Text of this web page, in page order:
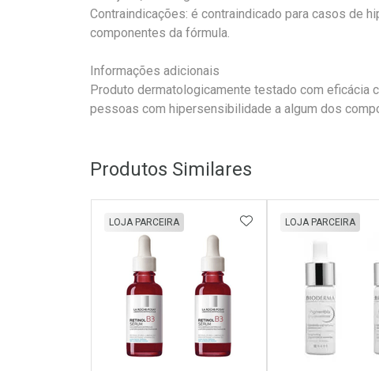
Contraindicações: é contraindicado para casos de
componentes da fórmula.
Informações adicionais
Produto dermatologicamente testado com eficácia
pessoas com hipersensibilidade a algum dos
Produtos Similares
LOJA PARCEIRA ADICIONAR AOS
LOJA PARCEIRA